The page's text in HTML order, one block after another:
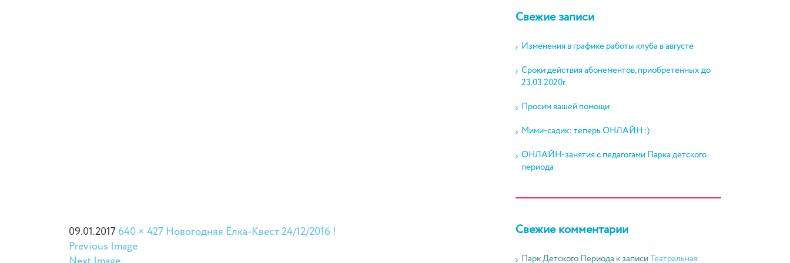
09.01.2017 640 × 427 Новогодняя Ёлка-Квест 24/12/2016 !
Previous Image
Свежие записи
Изменения в графике работы клуба в августе
Сроки действия абонементов, приобретенных до
23.03.2020г.
Просим вашей помощи
Мими-садик: теперь ОНЛАЙН :)
ОНЛАЙН-занятия с педагогами Парка детского
периода
Свежие комментарии
Парк Детского Периода к записиТеатральная